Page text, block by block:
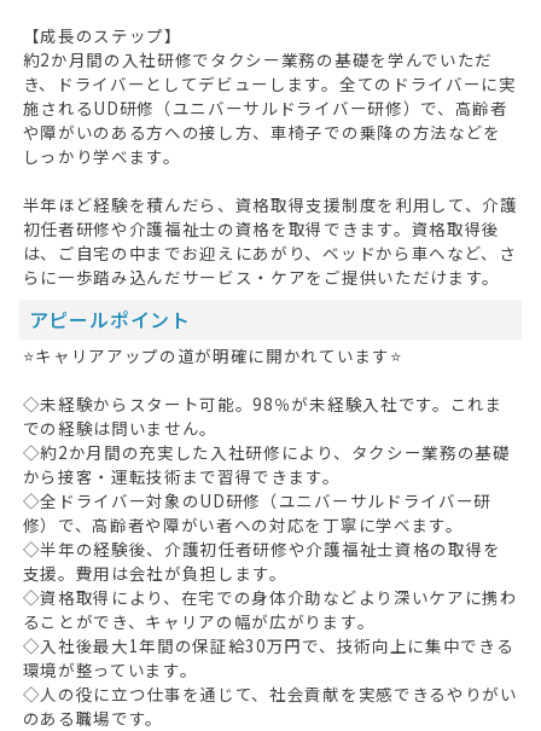
【成長のステップ】
約2か月間の入社研修でタクシー業務の基礎を学んでいただ
き、ドライバーとしてデビューします。全てのドライバーに実
施されるUD研修（ユニバーサルドライバー研修）で、高齢者
や障がいのある方への接し方、車椅子での乗降の方法などを
しっかり学べます。
半年ほど経験を積んだら、資格取得支援制度を利用して、介護
初任者研修や介護福祉士の資格を取得できます。資格取得後
は、ご自宅の中までお迎えにあがり、ベッドから車へなど、さ
らに一歩踏み込んだサービス・ケアをご提供いただけます。
アピールポイント
⭐キャリアアップの道が明確に開かれています⭐
◇未経験からスタート可能。98％が未経験入社です。これま
での経験は問いません。
◇約2か月間の充実した入社研修により、タクシー業務の基礎
から接客・運転技術まで習得できます。
◇全ドライバー対象のUD研修（ユニバーサルドライバー研
修）で、高齢者や障がい者への対応を丁寧に学べます。
◇半年の経験後、介護初任者研修や介護福祉士資格の取得を
支援。費用は会社が負担します。
◇資格取得により、在宅での身体介助などより深いケアに携わ
ることができ、キャリアの幅が広がります。
◇入社後最大1年間の保証給30万円で、技術向上に集中できる
環境が整っています。
◇人の役に立つ仕事を通じて、社会貢献を実感できるやりがい
のある職場です。